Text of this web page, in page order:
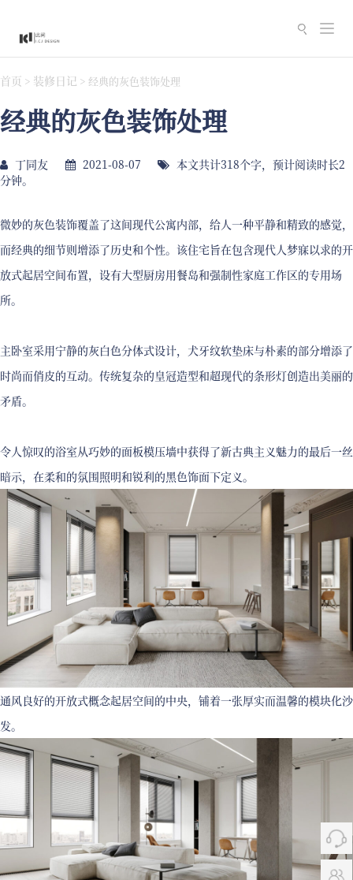
切
换
首页 > 装修日记 > 经典的灰色装饰处理
经典的灰色装饰处理
丁同友 2021-08-07
本文共计318个字，预计阅读时长2
分钟。
微妙的灰色装饰覆盖了这间现代公寓内部，给人一种平静和精致的感觉，
而经典的细节则增添了历史和个性。该住宅旨在包含现代人梦寐以求的开
放式起居空间布置，设有大型厨房用餐岛和强制性家庭工作区的专用场
所。
主卧室采用宁静的灰白色分体式设计，犬牙纹软垫床与朴素的部分增添了
时尚而俏皮的互动。传统复杂的皇冠造型和超现代的条形灯创造出美丽的
矛盾。
令人惊叹的浴室从巧妙的面板模压墙中获得了新古典主义魅力的最后一丝
暗示，在柔和的氛围照明和锐利的黑色饰面下定义。
通风良好的开放式概念起居空间的中央，铺着一张厚实而温馨的模块化沙
发。